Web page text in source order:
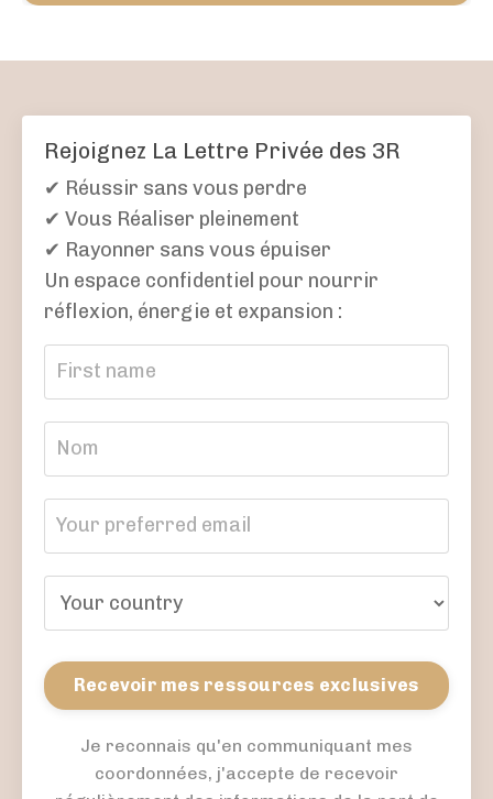
Rejoignez La Lettre Privée des 3R
✔ Réussir sans vous perdre
✔ Vous Réaliser pleinement
✔ Rayonner sans vous épuiser
Un espace confidentiel pour nourrir
réflexion, énergie et expansion :
Recevoir mes ressources exclusives
Je reconnais qu'en communiquant mes
coordonnées, j'accepte de recevoir